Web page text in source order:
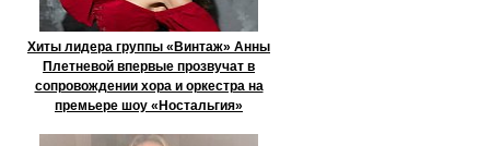
Хиты лидера группы «Винтаж» Анны
Плетневой впервые прозвучат в
сопровождении хора и оркестра на
премьере шоу «Ностальгия»